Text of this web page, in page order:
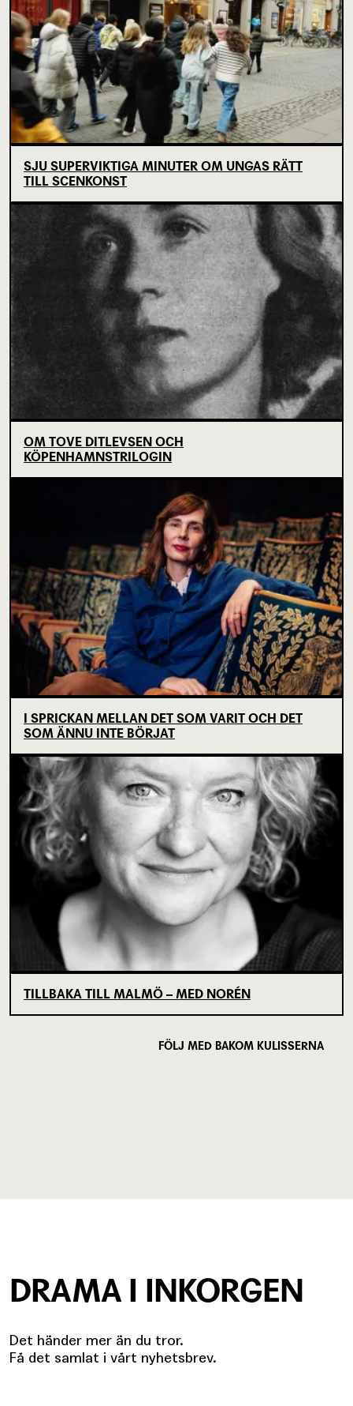
SJU SUPERVIKTIGA MINUTER OM UNGAS RÄTT
TILL SCENKONST
OM TOVE DITLEVSEN OCH
KÖPENHAMNSTRILOGIN
I SPRICKAN MELLAN DET SOM VARIT OCH DET
SOM ÄNNU INTE BÖRJAT
TILLBAKA TILL MALMÖ – MED NORÉN
FÖLJ MED BAKOM KULISSERNA
DRAMA I INKORGEN
Det händer mer än du tror.
Få det samlat i vårt nyhetsbrev.